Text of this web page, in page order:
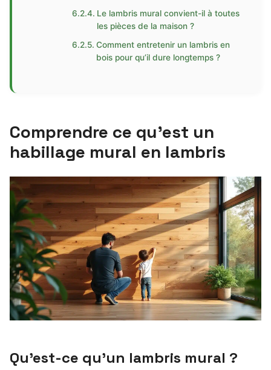
Le lambris mural convient-il à toutes
les pièces de la maison ?
Comment entretenir un lambris en
bois pour qu’il dure longtemps ?
Comprendre ce qu’est un
habillage mural en lambris
Qu’est-ce qu’un lambris mural ?